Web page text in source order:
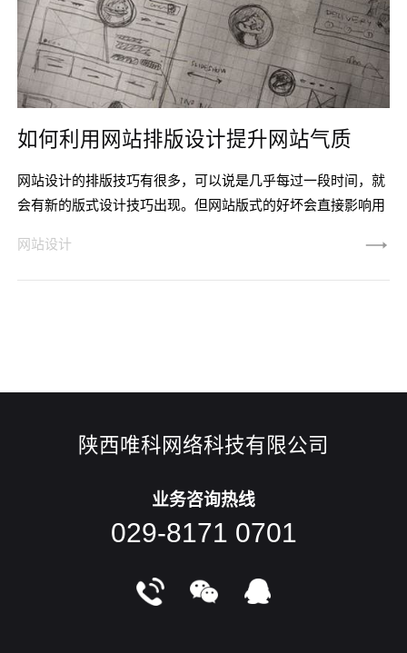
如何利用网站排版设计提升网站气质
网站设计的排版技巧有很多，可以说是几乎每过一段时间，就
会有新的版式设计技巧出现。但网站版式的好坏会直接影响用
天给大家分享「如何利用网站排版设计提升网站气质」，这类
排版的技巧也是近年来比较流行，而且容易上手出效果，有兴
网站设计
陕西唯科网络科技有限公司
业务咨询热线
029-8171 0701